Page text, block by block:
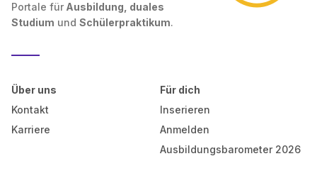
Portale für Ausbildung, duales
Studium und Schülerpraktikum.
Über uns
Kontakt
Karriere
Für dich
Inserieren
Anmelden
Ausbildungsbarometer 2026